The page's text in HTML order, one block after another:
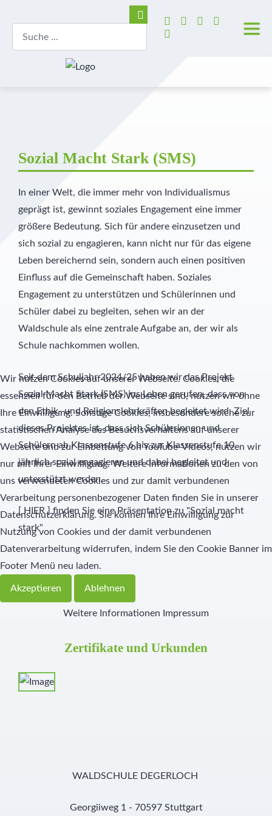
Sozial Macht Stark (SMS)
In einer Welt, die immer mehr von Individualismus
geprägt ist, gewinnt soziales Engagement eine immer
größere Bedeutung. Sich für andere einzusetzen und
sich sozial zu engagieren, kann nicht nur für das eigene
Leben bereichernd sein, sondern auch einen positiven
Einfluss auf die Gemeinschaft haben. Soziales
Engagement zu unterstützen und Schülerinnen und
Schüler dabei zu begleiten, sehen wir an der
Waldschule als eine zentrale Aufgabe an, der wir als
Schule nachkommen wollen.
Seit dem Schuljahr 2024/25 haben wir das Projekt
Sozial Macht Stark (SMS) ins Leben gerufen, dass von
den Ethik- und Religionslehrkräften begleitet wird. Ziel
dieses Projektes ist, dass sich Schülerinnen und
Schülern ab Klassenstufe 6 bis zur Klassenstufe 10
jährlich sozial engagieren und dabei begleitet und
unterstützt werden.
[ HIER ] finden Sie eine Präsentation zu "Sozial macht
stark"
Zertifikate und Urkunden
WALDSCHULE DEGERLOCH
Georgiiweg 1 - 70597 Stuttgart
Wir nutzen Cookies auf unserer Webseite. Cookies, die
essenziell für den Betrieb der Webseite sind, nutzen wir ohne
Ihre Einwilligung. Sonstige Cookies, insbesondere solche zur
statistischen Analyse des Besuchsverhaltens auf unserer
Webseite und zur Einbettung von YouTube-Videos, nutzen wir
nur mit Ihrer Einwilligung. Weitere Informationen zu den von
uns verwendeten Cookies und zur damit verbundenen
Verarbeitung personenbezogener Daten finden Sie in unserer
Datenschutzerklärung. Sie können Ihre Einwilligung zur
Nutzung von Cookies und der damit verbundenen
Datenverarbeitung widerrufen, indem Sie den Cookie Banner im
Footer Menü neu laden.
Akzeptieren Ablehnen
Weitere Informationen Impressum